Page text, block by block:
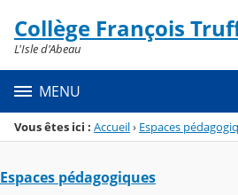
Menu de la rubrique
Contenu
Collège François
L'Isle d'Abeau
MENU
Vous êtes ici : Accueil› Espaces
Espaces pédagogiques